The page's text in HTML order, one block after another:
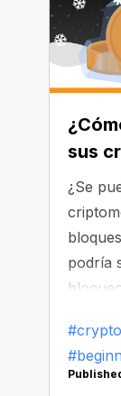
sus
¿Se
podría